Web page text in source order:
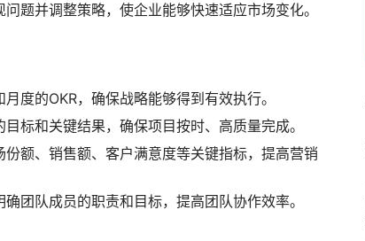
题并调整策略，使企业能够快速适应市场变化。
度的OKR，确保战略能够得到有效执行。
标和关键结果，确保项目按时、高质量完成。
额、销售额、客户满意度等关键指标，提高营销
团队成员的职责和目标，提高团队协作效率。